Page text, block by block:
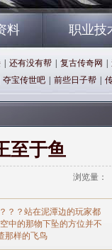
料 职业技
还有没有帮 复古传奇网
夺宝传世吧 前些日子帮
至于鱼
浏览量：
？？站在泥潭边的玩家都
中的那物下坠的方位并不
那样的飞鸟